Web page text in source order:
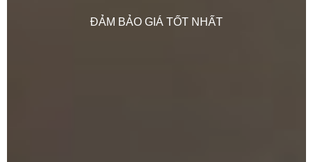
ĐẢM BẢO GIÁ TỐT NHẤT